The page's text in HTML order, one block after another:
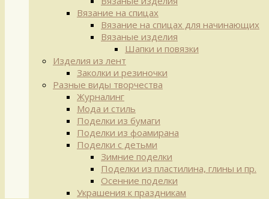
Вязание на спицах
Вязание на спицах для начинающих
Вязаные изделия
Шапки и повязки
Изделия из лент
Заколки и резиночки
Разные виды творчества
Журналинг
Мода и стиль
Поделки из бумаги
Поделки из фоамирана
Поделки с детьми
Зимние поделки
Поделки из пластилина, глины и пр.
Осенние поделки
Украшения к праздникам